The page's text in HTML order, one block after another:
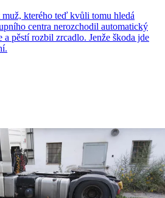
kterého teď kvůli tomu hledá
centra nerozchodil automatický
a pěstí rozbil zrcadlo. Jenže škoda jde